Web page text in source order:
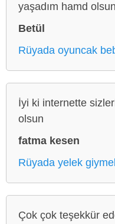
yaşadım hamd
Betül
Rüyada oyuncak
İyi ki internette
olsun
fatma kesen
Rüyada yelek
Çok çok teşekkür